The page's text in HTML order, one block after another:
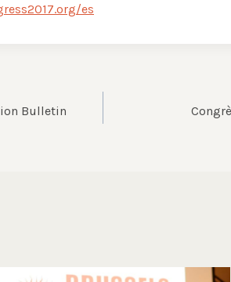
es
Bulletin